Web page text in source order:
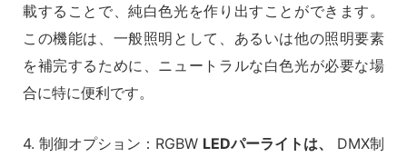
載することで、純白色光を作り出すことができます。
この機能は、一般照明として、あるいは他の照明要素
を補完するために、ニュートラルな白色光が必要な場
合に特に便利です。
4. 制御オプション：RGBW LEDパーライトは、
DMX制